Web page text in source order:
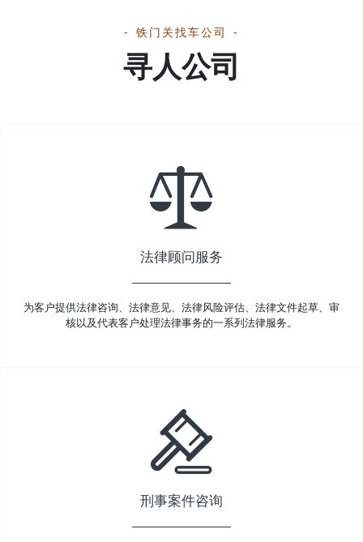
铁门关找车公司
寻人公司
法律顾问服务
为客户提供法律咨询、法律意见、法律风险评估、法律文件起草、审
核以及代表客户处理法律事务的一系列法律服务。
刑事案件咨询